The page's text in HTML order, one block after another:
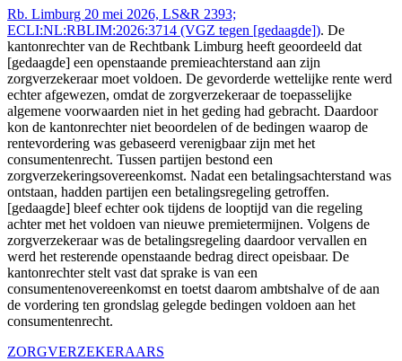
Rb. Limburg 20 mei 2026, LS&R 2393;
ECLI:NL:RBLIM:2026:3714 (VGZ tegen [gedaagde]). De
kantonrechter van de Rechtbank Limburg heeft geoordeeld dat
[gedaagde] een openstaande premieachterstand aan zijn
zorgverzekeraar moet voldoen. De gevorderde wettelijke rente werd
echter afgewezen, omdat de zorgverzekeraar de toepasselijke
algemene voorwaarden niet in het geding had gebracht. Daardoor
kon de kantonrechter niet beoordelen of de bedingen waarop de
rentevordering was gebaseerd verenigbaar zijn met het
consumentenrecht. Tussen partijen bestond een
zorgverzekeringsovereenkomst. Nadat een betalingsachterstand was
ontstaan, hadden partijen een betalingsregeling getroffen.
[gedaagde] bleef echter ook tijdens de looptijd van die regeling
achter met het voldoen van nieuwe premietermijnen. Volgens de
zorgverzekeraar was de betalingsregeling daardoor vervallen en
werd het resterende openstaande bedrag direct opeisbaar. De
kantonrechter stelt vast dat sprake is van een
consumentenovereenkomst en toetst daarom ambtshalve of de aan
de vordering ten grondslag gelegde bedingen voldoen aan het
consumentenrecht.
ZORGVERZEKERAARS